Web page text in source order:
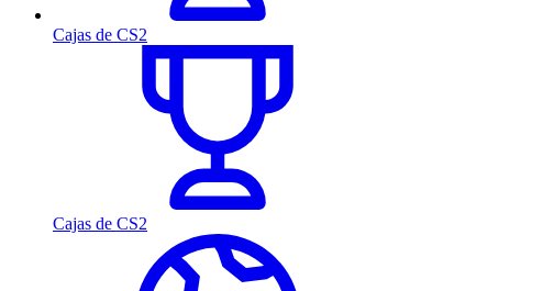
Cajas de CS2
Cajas de CS2